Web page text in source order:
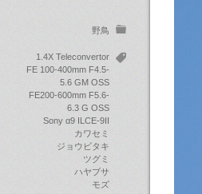
野鳥
1.4X Teleconvertor
FE 100-400mm F4.5-
5.6 GM OSS
FE200-600mm F5.6-
6.3 G OSS
Sony α9 ILCE-9II
カワセミ
ジョウビタキ
ツグミ
ハヤブサ
モズ